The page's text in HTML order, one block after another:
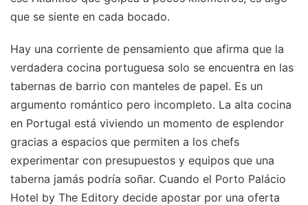
que se siente en cada bocado.
Hay una corriente de pensamiento que afirma que la
verdadera cocina portuguesa solo se encuentra en las
tabernas de barrio con manteles de papel. Es un
argumento romántico pero incompleto. La alta cocina
en Portugal está viviendo un momento de esplendor
gracias a espacios que permiten a los chefs
experimentar con presupuestos y equipos que una
taberna jamás podría soñar. Cuando el Porto Palácio
Hotel by The Editory decide apostar por una oferta